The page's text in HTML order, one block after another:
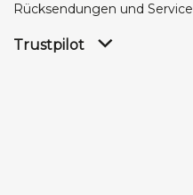
Rücksendungen und Service
Trustpilot